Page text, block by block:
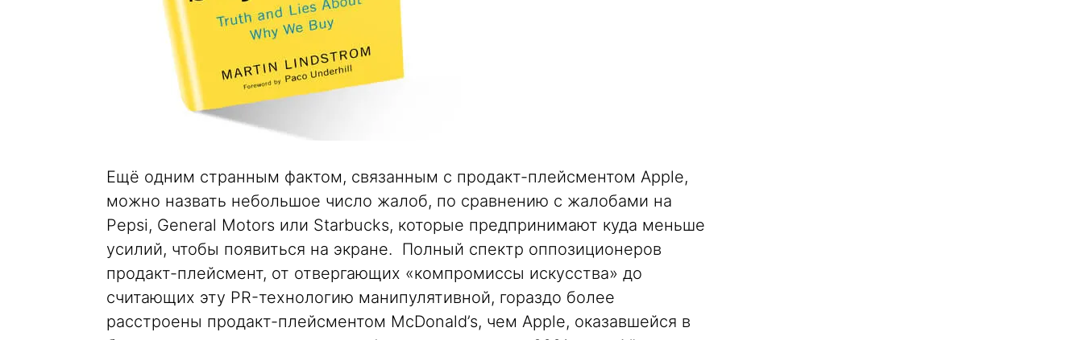
Ещё одним странным фактом, связанным с продакт-плейсментом Apple,
можно назвать небольшое число жалоб, по сравнению с жалобами на
Pepsi, General Motors или Starbucks, которые предпринимают куда меньше
усилий, чтобы появиться на экране. Полный спектр оппозиционеров
продакт-плейсмент, от отвергающих «компромиссы искусства» до
считающих эту PR-технологию манипулятивной, гораздо более
расстроены продакт-плейсментом McDonald’s, чем Apple, оказавшейся в